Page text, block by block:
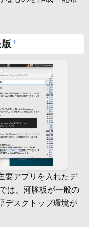
↑
†
要アプリを入れたデ
は、河豚板が一般の
デスクトップ環境が